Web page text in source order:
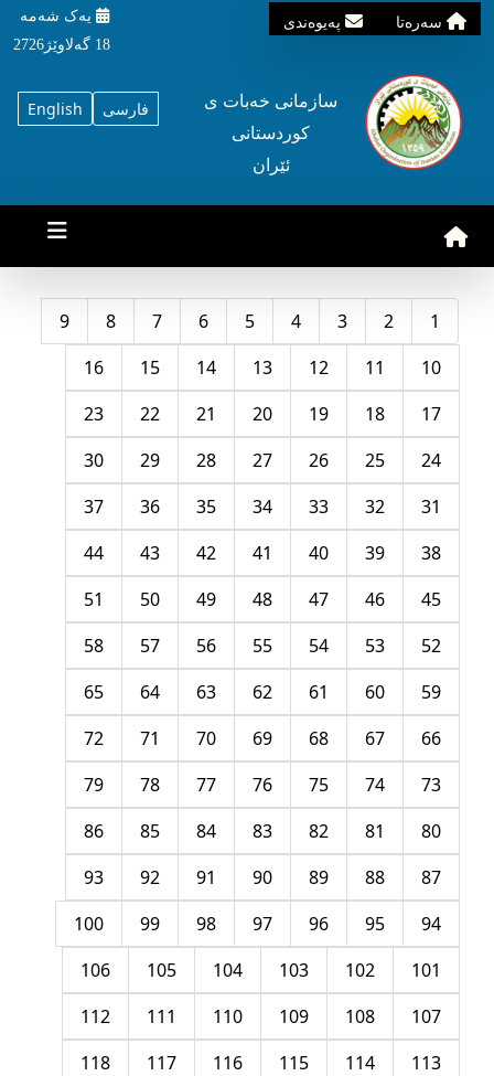
سه‌ره‌تا په‌یوه‌ندی
یه‌ک شه‌مه‌
18 گه‌لاوێژ2726
English فارسی
سازمانی خه‌بات ی
کوردستانی
ئێران
1
2
3
4
5
6
7
8
9
10
11
12
13
14
15
16
17
18
19
20
21
22
23
24
25
26
27
28
29
30
31
32
33
34
35
36
37
38
39
40
41
42
43
44
45
46
47
48
49
50
51
52
53
54
55
56
57
58
59
60
61
62
63
64
65
66
67
68
69
70
71
72
73
74
75
76
77
78
79
80
81
82
83
84
85
86
87
88
89
90
91
92
93
94
95
96
97
98
99
100
101
102
103
104
105
106
107
108
109
110
111
112
113
114
115
116
117
118